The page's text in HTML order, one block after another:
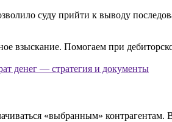
суду прийти к выводу
денег — стратегия и документы
«выбранным» контрагентам.